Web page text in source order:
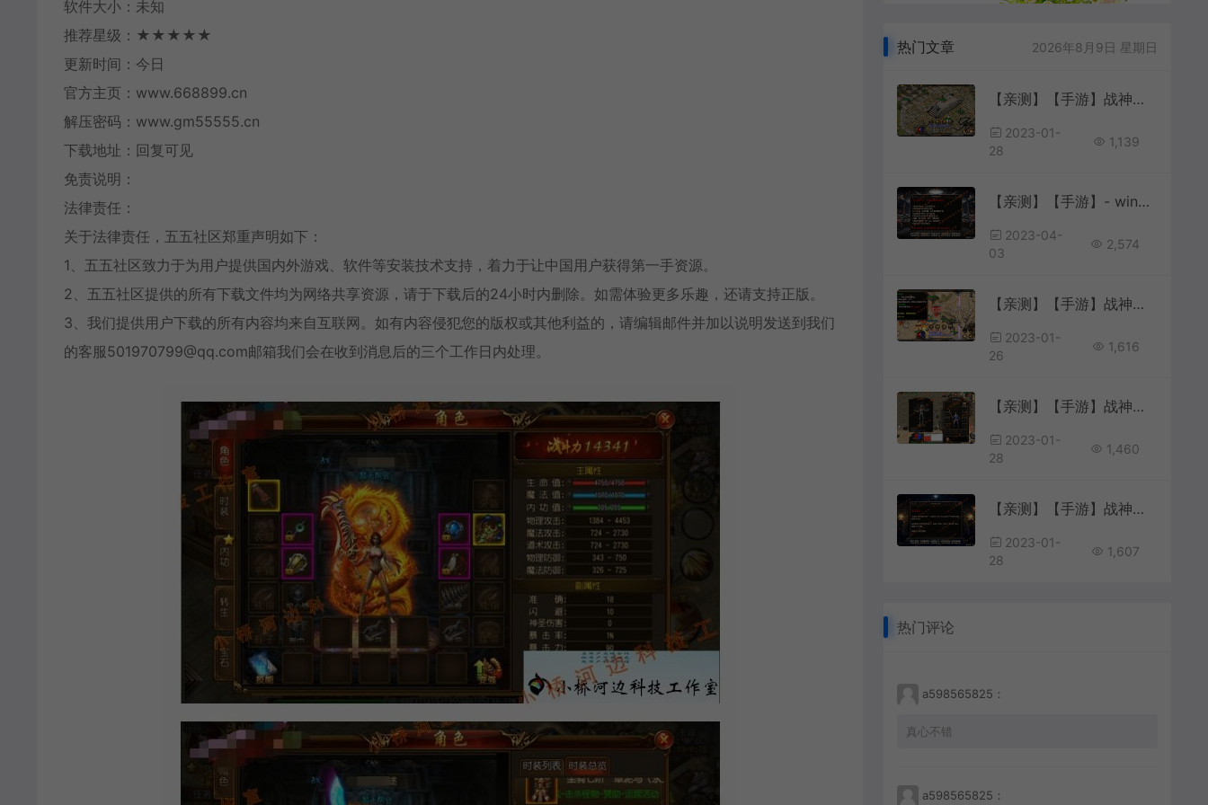
软件大小：未知
推荐星级：★★★★★
更新时间：今日
官方主页：www.668899.cn
解压密码：www.gm55555.cn
下载地址：回复可见
免责说明：
法律责任：
关于法律责任，五五社区郑重声明如下：
1、五五社区致力于为用户提供国内外游戏、软件等安装技术支持，着力于让中国用户获得第一手资源。
2、五五社区提供的所有下载文件均为网络共享资源，请于下载后的24小时内删除。如需体验更多乐趣，还请支持正版。
3、我们提供用户下载的所有内容均来自互联网。如有内容侵犯您的版权或其他利益的，请编辑邮件并加以说明发送到我们
的客服501970799@qq.com邮箱我们会在收到消息后的三个工作日内处理。
热门文章 2026年8月9日 星期日
【亲测】【手游】战神引擎手游 windows端 原版登陆器 复古三职业176 战魂传奇1.76 安卓+苹果
2023-01-
28
1,139
【亲测】【手游】- windows端 战神引擎 传奇手游 微变单职业 180 第八大路 白猪3.0登录器 天龙至尊 怒剑龙吟 官职 转生 称号 生肖 天书 阵法 盾牌 特戒 翅膀 护体 魂环 官职 四象等 安卓+苹果+工具+教程
2023-04-
03
2,574
【亲测】【手游】战神引擎手游 windows端 三职业176复古 防漂移时空版 飘逸霸主 安卓+苹果
2023-01-
26
1,616
【亲测】【手游】战神引擎手游 windows端 小兰登陆器 单职业180 冰雪单职业传奇 小野蓝登录器版本 安卓
2023-01-
28
1,460
【亲测】【手游】战神引擎手游 windows端 白猪登陆器 复古三职业180 复古战神180 白猪 盘古 狂暴 封号 安卓+苹果
2023-01-
28
1,607
热门评论
a598565825：
真心不错
a598565825：